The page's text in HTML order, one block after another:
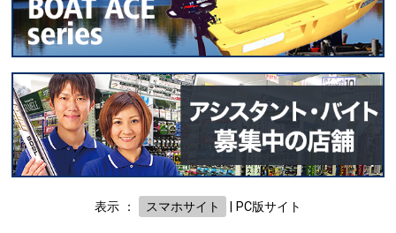
表示 ： スマホサイト PC版サイト